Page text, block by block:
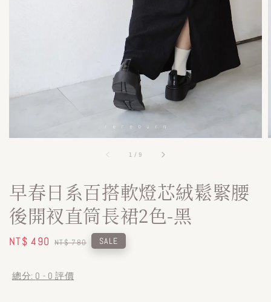
1 / 9
早春日系百搭軟燈芯絨鬆緊腰
後開衩直筒長裙2色-黑
Sale
NT$ 490 Regular
NT$ 780 SALE
總分: 0 - 0 評價